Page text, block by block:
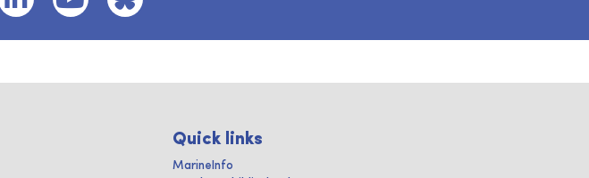
Quick links
MarineInfo